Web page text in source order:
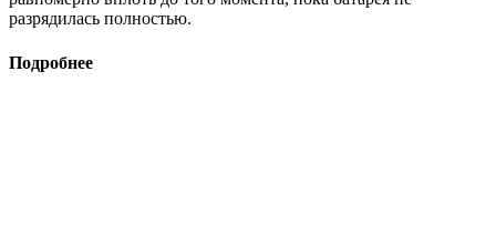
разрядилась полностью.
Подробнее